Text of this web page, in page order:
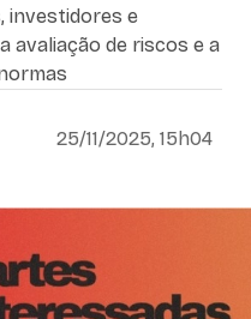
investidores e
avaliação de riscos e a
25/11/2025, 15h04